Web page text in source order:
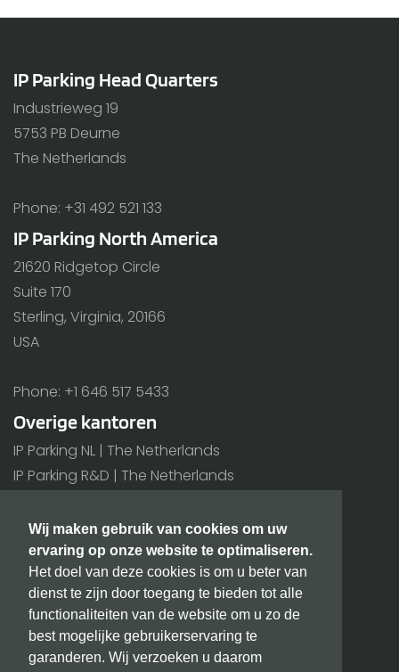
Wij maken gebruik van cookies om uw
ervaring op onze website te optimaliseren.
Het doel van deze cookies is om u beter van
dienst te zijn door toegang te bieden tot alle
functionaliteiten van de website om u zo de
best mogelijke gebruikerservaring te
garanderen. Wij verzoeken u daarom
IP Parking Head Quarters
Industrieweg 19
5753 PB Deurne
The Netherlands
Phone: +31 492 521 133
IP Parking North America
21620 Ridgetop Circle
Suite 170
Sterling, Virginia, 20166
USA
Phone: +1 646 517 5433
Overige kantoren
IP Parking NL | The Netherlands
IP Parking R&D | The Netherlands
Alle kantoren >
Extra
BIC/SWIFT: INGBNL2A
KvK nummer: 171 80 180
BTW nummer: NL815432811B01